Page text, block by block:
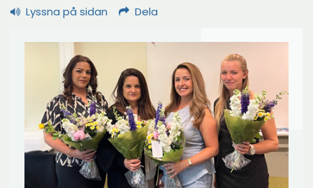
Lyssna på sidan Dela